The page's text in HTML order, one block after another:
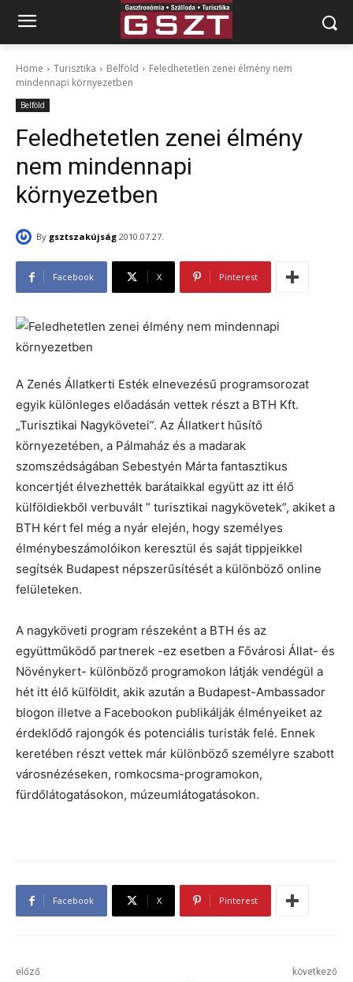
Home Turisztika Belföld
Feledhetetlen zenei élmény nem
mindennapi környezetben
Belföld
Feledhetetlen zenei élmény
nem mindennapi
környezetben
By gsztszakújság 2010.07.27.
Facebook X Pinterest
A Zenés Állatkerti Esték elnevezésű programsorozat
egyik különleges előadásán vettek részt a BTH Kft.
„Turisztikai Nagykövetei”. Az Állatkert hűsítő
környezetében, a Pálmaház és a madarak
szomszédságában Sebestyén Márta fantasztikus
koncertjét élvezhették barátaikkal együtt az itt élő
külföldiekből verbuvált ” turisztikai nagykövetek”, akiket a
BTH kért fel még a nyár elején, hogy személyes
élménybeszámolóikon keresztül és saját tippjeikkel
segítsék Budapest népszerűsítését a különböző online
felületeken.
A nagyköveti program részeként a BTH és az
együttműködő partnerek -ez esetben a Fővárosi Állat- és
Növénykert- különböző programokon látják vendégül a
hét itt élő külföldit, akik azután a Budapest-Ambassador
blogon illetve a Facebookon publikálják élményeiket az
érdeklődő rajongók és potenciális turisták felé. Ennek
keretében részt vettek már különböző személyre szabott
városnézéseken, romkocsma-programokon,
fürdőlátogatásokon, múzeumlátogatásokon.
Facebook X Pinterest
előző következő